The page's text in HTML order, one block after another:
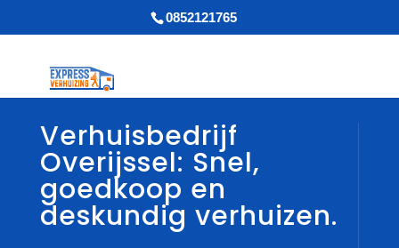
0852121765
Verhuisbedrijf
Overijssel: Snel,
goedkoop en
deskundig verhuizen.